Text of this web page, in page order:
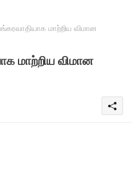
மாற்றிய விமான
மாற்றிய விமான